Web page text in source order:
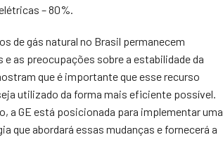
– 80%.
de gás natural no Brasil permanecem
e as preocupações sobre a estabilidade da
que é importante que esse recurso
utilizado da forma mais eficiente possível.
a GE está posicionada para implementar uma
que abordará essas mudanças e fornecerá a